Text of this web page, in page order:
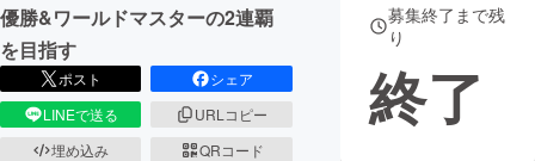
優勝&ワールドマスターの2連覇
を目指す
ポスト
シェア
LINEで送る
URLコピー
埋め込み
QRコード
募集終了まで残
り
終了